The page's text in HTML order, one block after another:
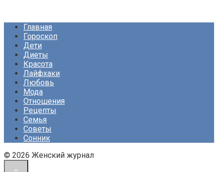
Главная
Гороскоп
Дети
Диеты
Красота
Лайфхаки
Любовь
Мода
Отношения
Рецепты
Семья
Советы
Сонник
© 2026 Женский журнал